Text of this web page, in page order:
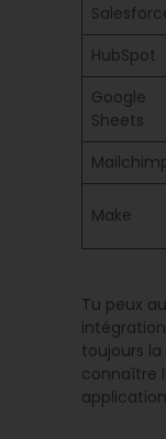
HubSpot
Google
Sheets
Make
Tu peux
toujours
connaître